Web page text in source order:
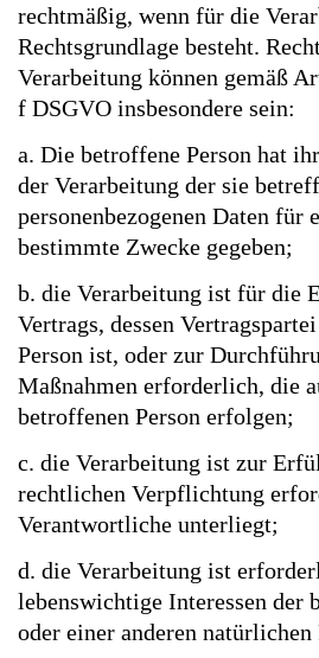
rechtmäßig, wenn für die
Rechtsgrundlage besteht.
Verarbeitung können gemäß
f DSGVO insbesondere sein:
a. Die betroffene Person hat
der Verarbeitung der sie
personenbezogenen Daten für
bestimmte Zwecke gegeben;
b. die Verarbeitung ist für die
Vertrags, dessen
Person ist, oder zur
Maßnahmen erforderlich, die
betroffenen Person erfolgen;
c. die Verarbeitung ist zur
rechtlichen Verpflichtung
Verantwortliche unterliegt;
d. die Verarbeitung ist
lebenswichtige Interessen der
oder einer anderen natürlichen